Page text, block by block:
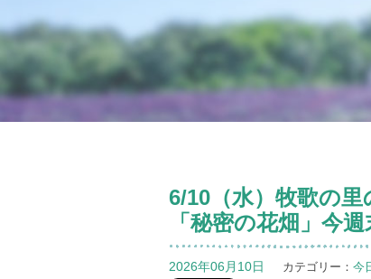
6/10（水）牧歌の
「秘密の花畑」今
2026年06月10日 カテゴリー： 今